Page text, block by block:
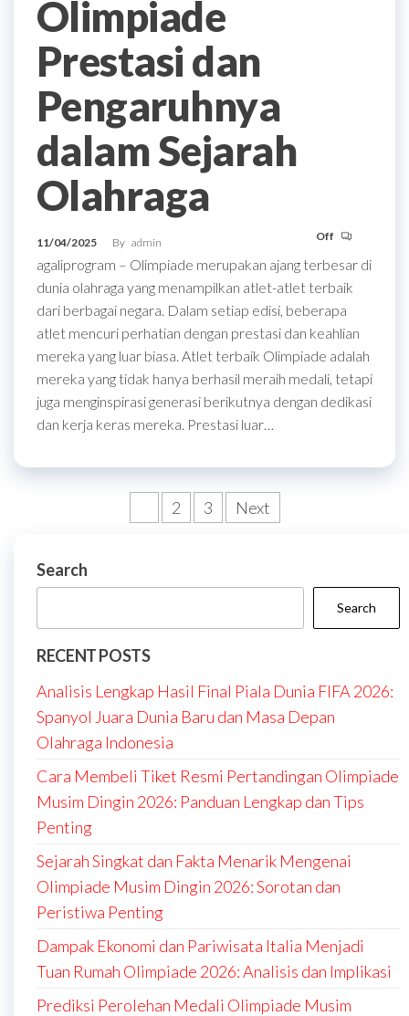
Olimpiade
Prestasi dan
Pengaruhnya
dalam Sejarah
Olahraga
11/04/2025 By admin Off
agaliprogram – Olimpiade merupakan ajang terbesar di
dunia olahraga yang menampilkan atlet-atlet terbaik
dari berbagai negara. Dalam setiap edisi, beberapa
atlet mencuri perhatian dengan prestasi dan keahlian
mereka yang luar biasa. Atlet terbaik Olimpiade adalah
mereka yang tidak hanya berhasil meraih medali, tetapi
juga menginspirasi generasi berikutnya dengan dedikasi
dan kerja keras mereka. Prestasi luar…
2 3 Next
Search
Search
RECENT POSTS
Analisis Lengkap Hasil Final Piala Dunia FIFA 2026:
Spanyol Juara Dunia Baru dan Masa Depan
Olahraga Indonesia
Cara Membeli Tiket Resmi Pertandingan Olimpiade
Musim Dingin 2026: Panduan Lengkap dan Tips
Penting
Sejarah Singkat dan Fakta Menarik Mengenai
Olimpiade Musim Dingin 2026: Sorotan dan
Peristiwa Penting
Dampak Ekonomi dan Pariwisata Italia Menjadi
Tuan Rumah Olimpiade 2026: Analisis dan Implikasi
Prediksi Perolehan Medali Olimpiade Musim